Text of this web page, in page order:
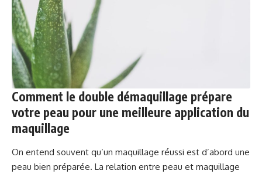
Comment le double démaquillage prépare
votre peau pour une meilleure application du
maquillage
On entend souvent qu’un maquillage réussi est d’abord une
peau bien préparée. La relation entre peau et maquillage